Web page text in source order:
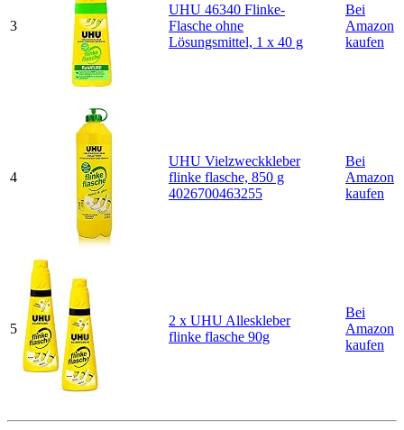
3
UHU 46340 Flinke-
Flasche ohne
Lösungsmittel, 1 x 40 g
Bei
Amazon
kaufen
4
UHU Vielzweckkleber
flinke flasche, 850 g
4026700463255
Bei
Amazon
kaufen
5
2 x UHU Alleskleber
flinke flasche 90g
Bei
Amazon
kaufen